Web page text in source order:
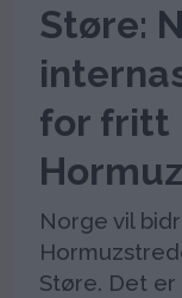
Støre:
for fritt
Norge vil
Støre. Det er